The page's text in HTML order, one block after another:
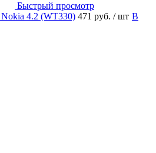
Быстрый просмотр
Nokia 4.2 (WT330) 471 руб. / шт В